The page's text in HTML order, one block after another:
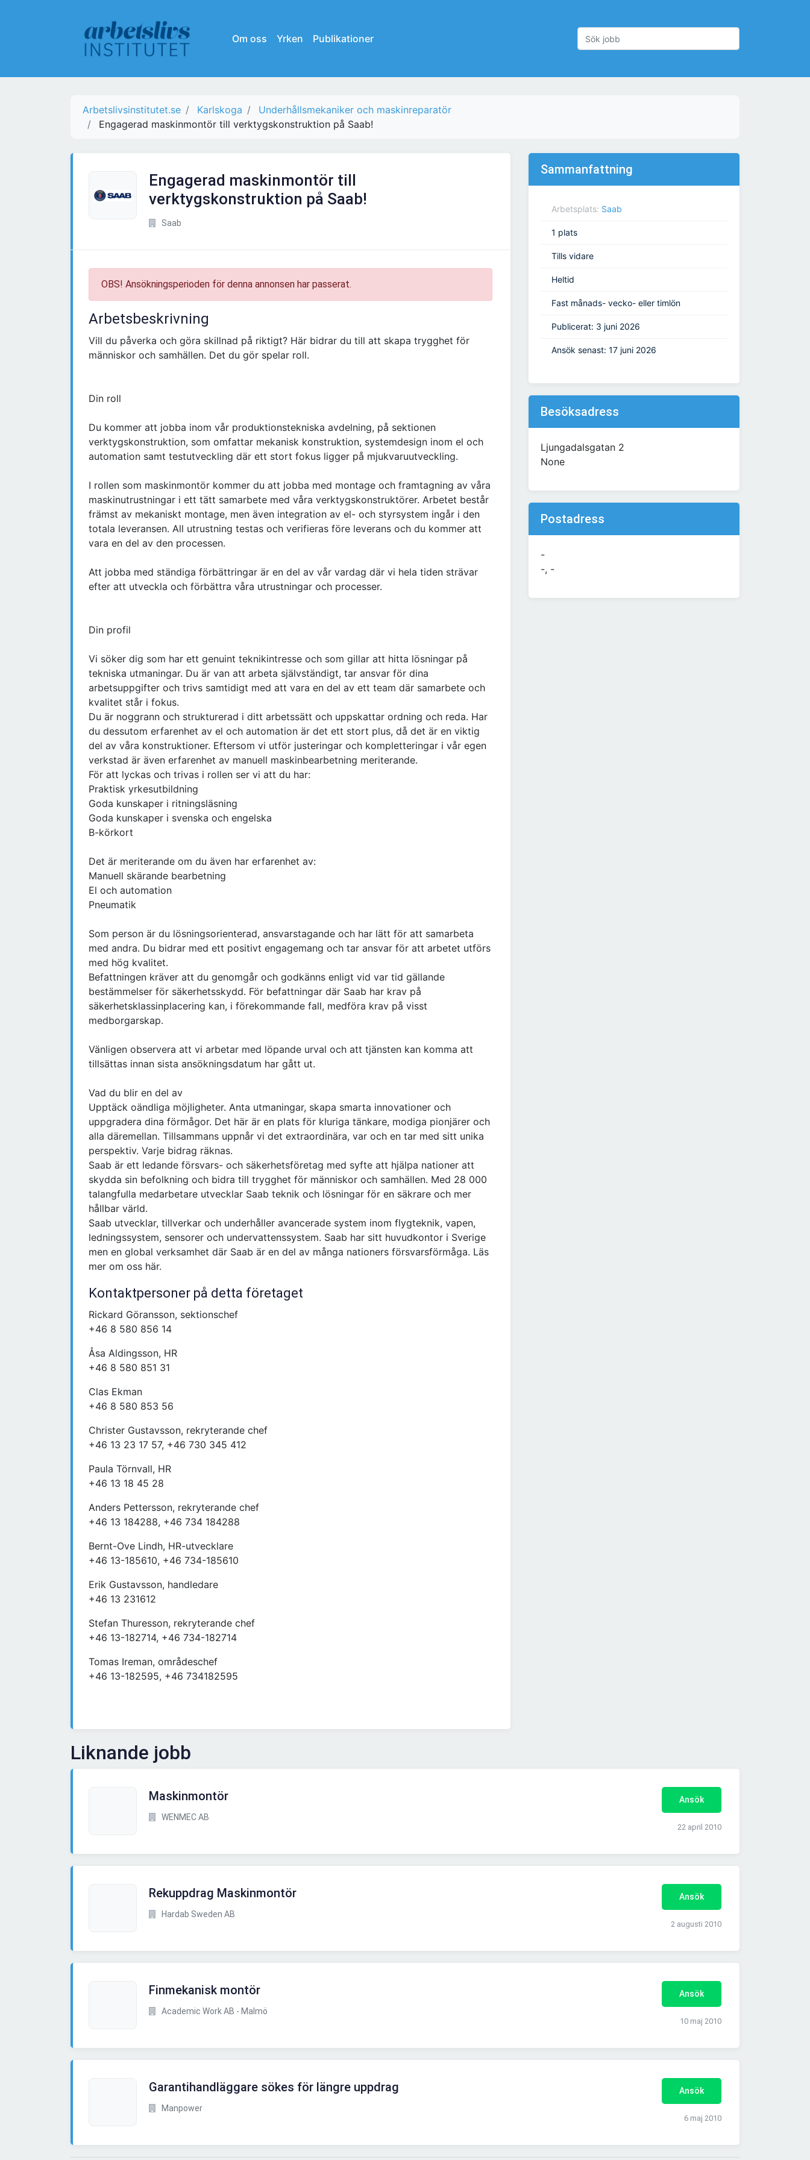
Om oss Yrken Publikationer
Arbetslivsinstitutet.se Karlskoga
Underhållsmekaniker och maskinreparatör
Engagerad maskinmontör till verktygskonstruktion på Saab!
Engagerad maskinmontör till
verktygskonstruktion på Saab!
Saab
OBS! Ansökningsperioden för denna annonsen har passerat.
Arbetsbeskrivning
Vill du påverka och göra skillnad på riktigt? Här bidrar du till att skapa trygghet för
människor och samhällen. Det du gör spelar roll.
Din roll
Du kommer att jobba inom vår produktionstekniska avdelning, på sektionen
verktygskonstruktion, som omfattar mekanisk konstruktion, systemdesign inom el och
automation samt testutveckling där ett stort fokus ligger på mjukvaruutveckling.
I rollen som maskinmontör kommer du att jobba med montage och framtagning av våra
maskinutrustningar i ett tätt samarbete med våra verktygskonstruktörer. Arbetet består
främst av mekaniskt montage, men även integration av el- och styrsystem ingår i den
totala leveransen. All utrustning testas och verifieras före leverans och du kommer att
vara en del av den processen.
Att jobba med ständiga förbättringar är en del av vår vardag där vi hela tiden strävar
efter att utveckla och förbättra våra utrustningar och processer.
Din profil
Vi söker dig som har ett genuint teknikintresse och som gillar att hitta lösningar på
tekniska utmaningar. Du är van att arbeta självständigt, tar ansvar för dina
arbetsuppgifter och trivs samtidigt med att vara en del av ett team där samarbete och
kvalitet står i fokus.
Du är noggrann och strukturerad i ditt arbetssätt och uppskattar ordning och reda. Har
du dessutom erfarenhet av el och automation är det ett stort plus, då det är en viktig
del av våra konstruktioner. Eftersom vi utför justeringar och kompletteringar i vår egen
verkstad är även erfarenhet av manuell maskinbearbetning meriterande.
För att lyckas och trivas i rollen ser vi att du har:
Praktisk yrkesutbildning
Goda kunskaper i ritningsläsning
Goda kunskaper i svenska och engelska
B-körkort
Det är meriterande om du även har erfarenhet av:
Manuell skärande bearbetning
El och automation
Pneumatik
Som person är du lösningsorienterad, ansvarstagande och har lätt för att samarbeta
med andra. Du bidrar med ett positivt engagemang och tar ansvar för att arbetet utförs
med hög kvalitet.
Befattningen kräver att du genomgår och godkänns enligt vid var tid gällande
bestämmelser för säkerhetsskydd. För befattningar där Saab har krav på
säkerhetsklassinplacering kan, i förekommande fall, medföra krav på visst
medborgarskap.
Vänligen observera att vi arbetar med löpande urval och att tjänsten kan komma att
tillsättas innan sista ansökningsdatum har gått ut.
Vad du blir en del av
Upptäck oändliga möjligheter. Anta utmaningar, skapa smarta innovationer och
uppgradera dina förmågor. Det här är en plats för kluriga tänkare, modiga pionjärer och
alla däremellan. Tillsammans uppnår vi det extraordinära, var och en tar med sitt unika
perspektiv. Varje bidrag räknas.
Saab är ett ledande försvars- och säkerhetsföretag med syfte att hjälpa nationer att
skydda sin befolkning och bidra till trygghet för människor och samhällen. Med 28 000
talangfulla medarbetare utvecklar Saab teknik och lösningar för en säkrare och mer
hållbar värld.
Saab utvecklar, tillverkar och underhåller avancerade system inom flygteknik, vapen,
ledningssystem, sensorer och undervattenssystem. Saab har sitt huvudkontor i Sverige
men en global verksamhet där Saab är en del av många nationers försvarsförmåga. Läs
mer om oss här.
Kontaktpersoner på detta företaget
Rickard Göransson, sektionschef
+46 8 580 856 14
Åsa Aldingsson, HR
+46 8 580 851 31
Clas Ekman
+46 8 580 853 56
Christer Gustavsson, rekryterande chef
+46 13 23 17 57, +46 730 345 412
Paula Törnvall, HR
+46 13 18 45 28
Anders Pettersson, rekryterande chef
+46 13 184288, +46 734 184288
Bernt-Ove Lindh, HR-utvecklare
+46 13-185610, +46 734-185610
Erik Gustavsson, handledare
+46 13 231612
Stefan Thuresson, rekryterande chef
+46 13-182714, +46 734-182714
Tomas Ireman, områdeschef
+46 13-182595, +46 734182595
Sammanfattning
Arbetsplats: Saab
1 plats
Tills vidare
Heltid
Fast månads- vecko- eller timlön
Publicerat: 3 juni 2026
Ansök senast: 17 juni 2026
Besöksadress
Ljungadalsgatan 2
None
Postadress
-
-, -
Liknande jobb
Maskinmontör
WENMEC AB
Ansök
22 april 2010
Rekuppdrag Maskinmontör
Hardab Sweden AB
Ansök
2 augusti 2010
Finmekanisk montör
Academic Work AB - Malmö
Ansök
10 maj 2010
Garantihandläggare sökes för längre uppdrag
Manpower
Ansök
6 maj 2010